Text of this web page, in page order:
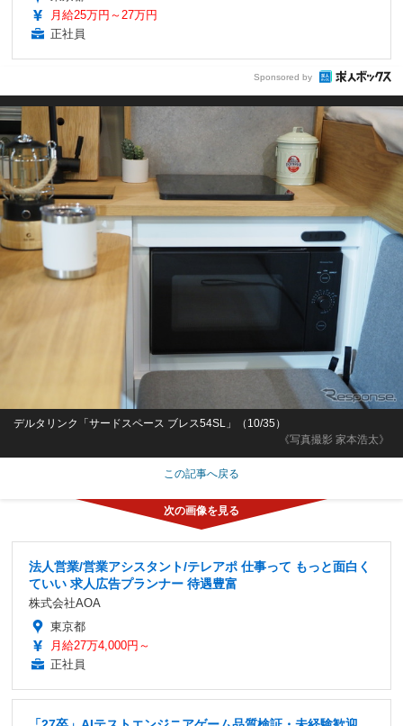
月給25万円～27万円
正社員
Sponsored by
《写真撮影 家本浩太》
デルタリンク「サードスペース ブレス54SL」（10/35）
この記事へ戻る
法人営業/営業アシスタント/テレアポ 仕事って もっと面白く
ていい 求人広告プランナー 待遇豊富
株式会社AOA
東京都
月給27万4,000円～
正社員